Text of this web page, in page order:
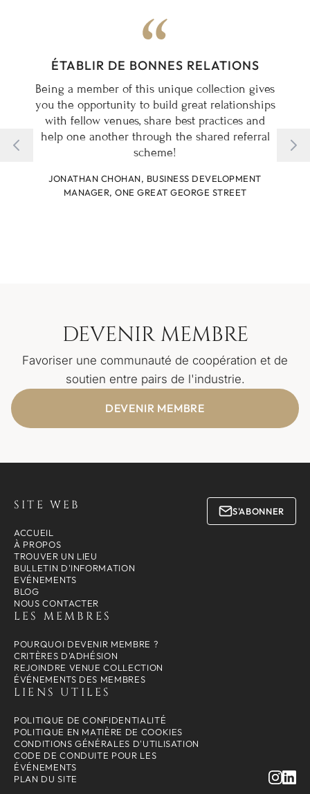
ÉTABLIR DE BONNES RELATIONS
Being a member of this unique collection gives
you the opportunity to build great relationships
with fellow venues, share best practices and
help one another through the shared referral
scheme!
JONATHAN CHOHAN, BUSINESS DEVELOPMENT
MANAGER, ONE GREAT GEORGE STREET
DEVENIR MEMBRE
Favoriser une communauté de coopération et de
soutien entre pairs de l'industrie.
DEVENIR MEMBRE
SITE WEB
ACCUEIL
À PROPOS
TROUVER UN LIEU
BULLETIN D'INFORMATION
EVÉNEMENTS
BLOG
NOUS CONTACTER
LES MEMBRES
POURQUOI DEVENIR MEMBRE ?
CRITÈRES D'ADHÉSION
REJOINDRE VENUE COLLECTION
ÉVÉNEMENTS DES MEMBRES
LIENS UTILES
POLITIQUE DE CONFIDENTIALITÉ
POLITIQUE EN MATIÈRE DE COOKIES
CONDITIONS GÉNÉRALES D'UTILISATION
CODE DE CONDUITE POUR LES
ÉVÉNEMENTS
PLAN DU SITE
S'ABONNER